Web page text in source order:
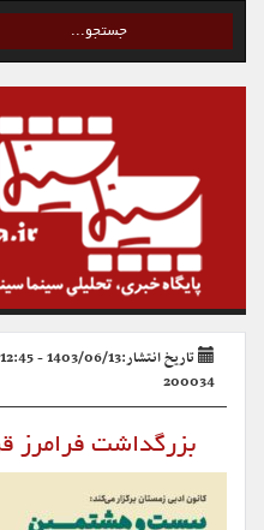
تاریخ انتشار:1403/06/13 - 12:45
200034
بزرگداشت فرامرز